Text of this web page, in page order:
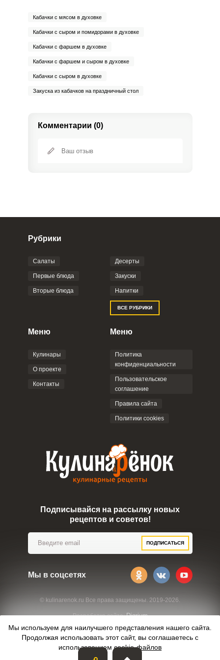
Кабачки с мясом в духовке
Кабачки с сыром и помидорами в духовке
Кабачки с фаршем в духовке
Кабачки с фаршем и сыром в духовке
Кабачки с сыром в духовке
Закуска из кабачков на праздничный стол
Комментарии (0)
Фото до 4 шт, до 5 mb
Отправляя эту форму, вы соглашаетесь с
Политикой
Пользовательским
соглашением
© kulinarenok.ru Все права защищены. 2019-2026.
Разработка сайта:Digrium
Рубрики
Салаты
Первые блюда
Вторые блюда
Десерты
Закуски
Напитки
ВСЕ РУБРИКИ
Меню
Кулинары
О проекте
Контакты
Меню
Политика
конфиденциальности
Пользовательское
соглашение
Правила сайта
Политики cookies
Подписывайся на рассылку новых
рецептов и советов!
ПОДПИСАТЬСЯ
Мы в соцсетях
Мы используем для наилучшего представления нашего сайта.
Продолжая использовать этот сайт, вы соглашаетесь с
использованиемcookie-файлов